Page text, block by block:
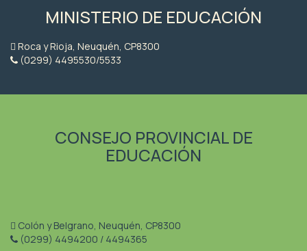
MINISTERIO DE EDUCACIÓN
Roca y Rioja, Neuquén, CP8300
(0299) 4495530/5533
CONSEJO PROVINCIAL DE
EDUCACIÓN
Colón y Belgrano, Neuquén, CP8300
(0299) 4494200 / 4494365